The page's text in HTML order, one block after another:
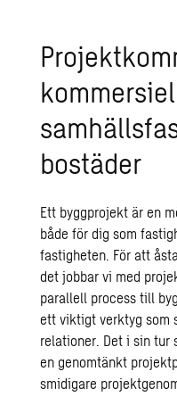
bostäder
Ett byggprojekt är en
både för dig som
fastigheten. För att
det jobbar vi med
parallell process till
ett viktigt verktyg som
relationer. Det i sin tur
en genomtänkt
smidigare